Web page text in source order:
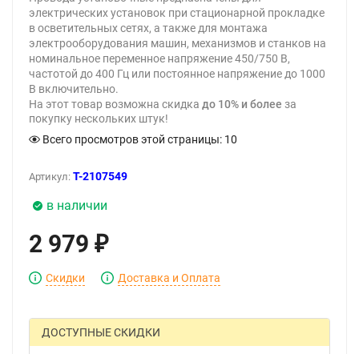
электрических установок при стационарной прокладке
в осветительных сетях, а также для монтажа
электрооборудования машин, механизмов и станков на
номинальное переменное напряжение 450/750 В,
частотой до 400 Гц или постоянное напряжение до 1000
В включительно.
На этот товар возможна скидка до 10% и более за
покупку нескольких штук!
Всего просмотров этой страницы: 10
Артикул: T-2107549
в наличии
2 979 ₽
Скидки Доставка и Оплата
ДОСТУПНЫЕ СКИДКИ